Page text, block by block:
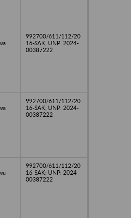
992700/611/112/20
16-SAK; UNP: 2024-
00387222
992700/611/112/20
16-SAK; UNP: 2024-
00387222
992700/611/112/20
16-SAK; UNP: 2024-
00387222